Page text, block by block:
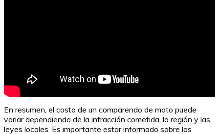
En resumen, el costo de un comparendo de moto puede
variar dependiendo de la infracción cometida, la región y las
leyes locales. Es importante estar informado sobre las